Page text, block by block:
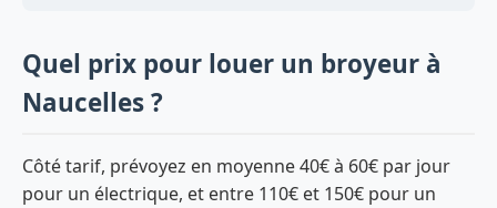
Quel prix pour louer un broyeur à
Naucelles ?
Côté tarif, prévoyez en moyenne 40€ à 60€ par jour
pour un électrique, et entre 110€ et 150€ pour un